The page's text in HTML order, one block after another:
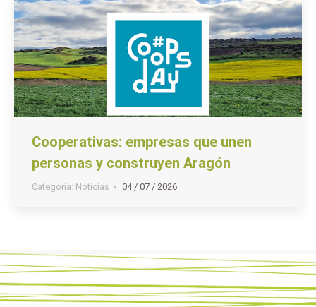
Cooperativas: empresas que unen
personas y construyen Aragón
Categoria: Noticias 04 / 07 / 2026